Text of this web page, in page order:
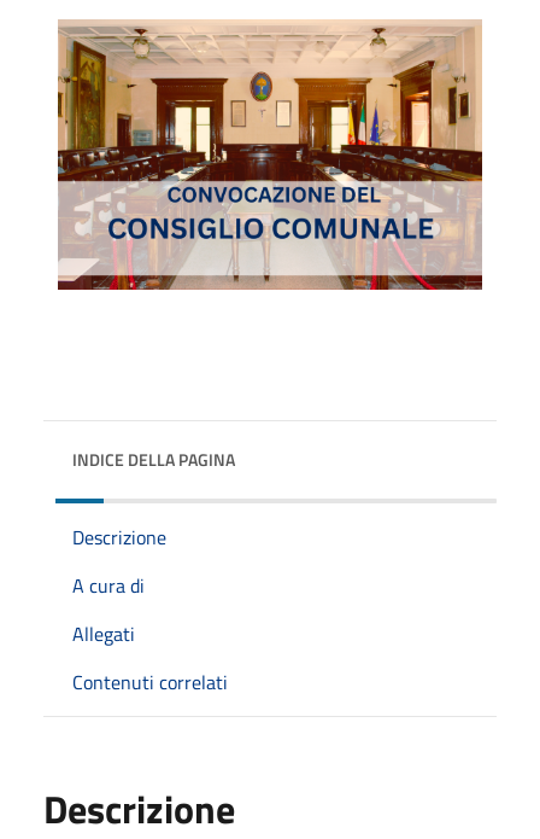
INDICE DELLA PAGINA
Descrizione
A cura di
Allegati
Contenuti correlati
Descrizione